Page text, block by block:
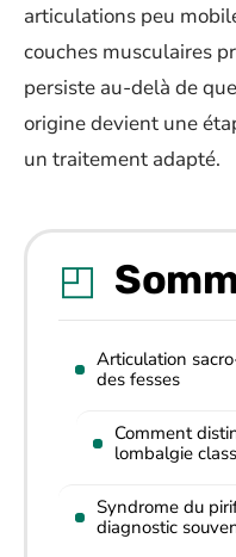
articulations peu
couches musculaires
persiste au-delà de
origine devient une
un traitement adapté.
Articulation
des fesses
Comment
lombalgie
Syndrome du
diagnostic